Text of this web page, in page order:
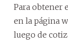
Para obtener
en la página
luego de